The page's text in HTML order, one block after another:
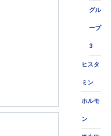
グル
ープ
3
ヒスタ
ミン
ホルモ
ン